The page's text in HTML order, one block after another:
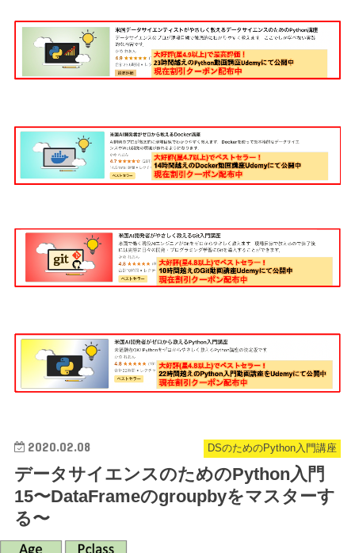
DSのためのPython入門講座
2020.02.08
データサイエンスのためのPython入門
15〜DataFrameのgroupbyをマスターす
る〜